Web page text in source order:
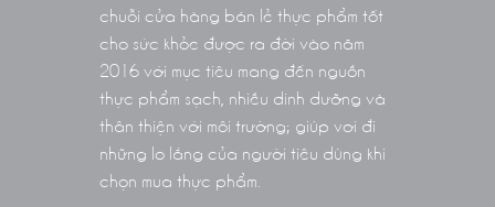
chuỗi cửa hàng bán lẻ thực phẩm tốt
cho sức khỏe được ra đời vào năm
2016 với mục tiêu mang đến nguồn
thực phẩm sạch, nhiều dinh dưỡng và
thân thiện với môi trường; giúp vơi đi
những lo lắng của người tiêu dùng khi
chọn mua thực phẩm.